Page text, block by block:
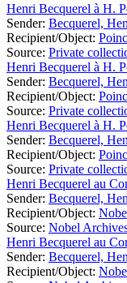
Henri Becquerel à H.
Sender: Becquerel,
Recipient/Object:
Source: Private
Henri Becquerel à H.
Sender: Becquerel,
Recipient/Object:
Source: Private
Henri Becquerel à H.
Sender: Becquerel,
Recipient/Object:
Source: Private
Henri Becquerel au
Sender: Becquerel,
Recipient/Object:
Source: Nobel
Henri Becquerel au
Sender: Becquerel,
Recipient/Object: